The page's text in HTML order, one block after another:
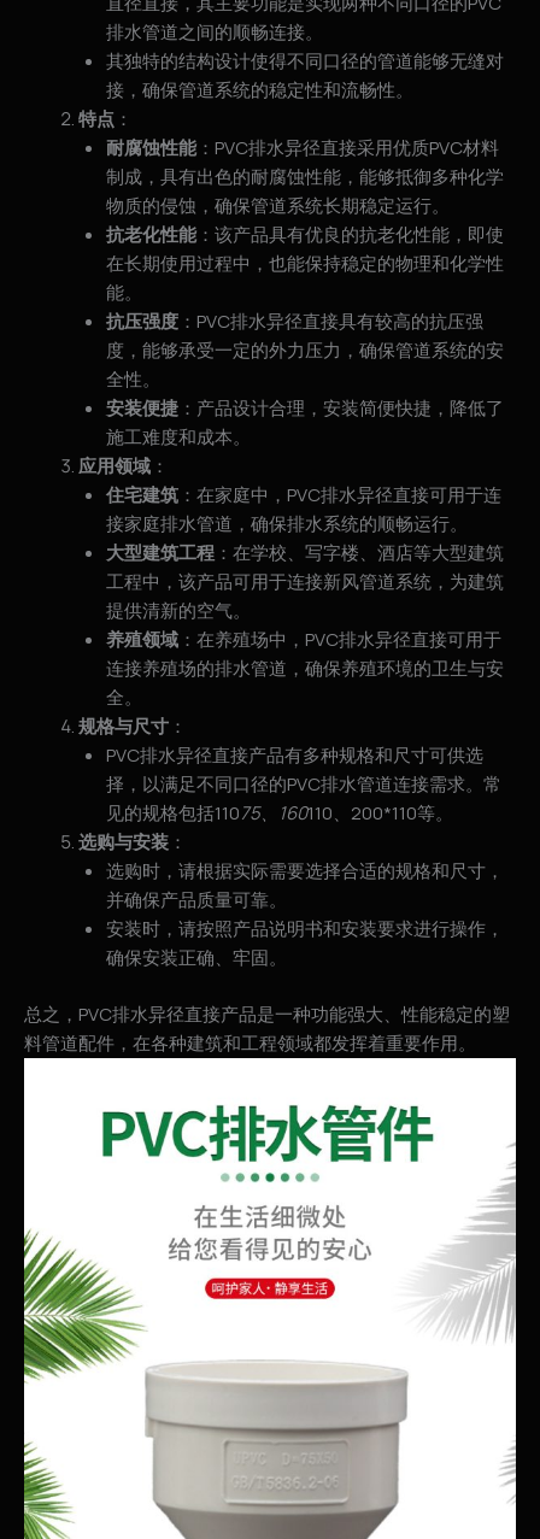
排水管道之间的顺畅连接。
其独特的结构设计使得不同口径的管道能够无缝对
接，确保管道系统的稳定性和流畅性。
特点 ：
耐腐蚀性能：PVC排水异径直接采用优质PVC材料
制成，具有出色的耐腐蚀性能，能够抵御多种化学
物质的侵蚀，确保管道系统长期稳定运行。
抗老化性能：该产品具有优良的抗老化性能，即使
在长期使用过程中，也能保持稳定的物理和化学性
能。
抗压强度：PVC排水异径直接具有较高的抗压强
度，能够承受一定的外力压力，确保管道系统的安
全性。
安装便捷：产品设计合理，安装简便快捷，降低了
施工难度和成本。
应用领域 ：
住宅建筑：在家庭中，PVC排水异径直接可用于连
接家庭排水管道，确保排水系统的顺畅运行。
大型建筑工程：在学校、写字楼、酒店等大型建筑
工程中，该产品可用于连接新风管道系统，为建筑
提供清新的空气。
养殖领域：在养殖场中，PVC排水异径直接可用于
连接养殖场的排水管道，确保养殖环境的卫生与安
全。
规格与尺寸 ：
PVC排水异径直接产品有多种规格和尺寸可供选
择，以满足不同口径的PVC排水管道连接需求。常
见的规格包括11075、160110、200*110等。
选购与安装 ：
选购时，请根据实际需要选择合适的规格和尺寸，
并确保产品质量可靠。
安装时，请按照产品说明书和安装要求进行操作，
确保安装正确、牢固。
总之，PVC排水异径直接产品是一种功能强大、性能稳定的塑
料管道配件，在各种建筑和工程领域都发挥着重要作用。